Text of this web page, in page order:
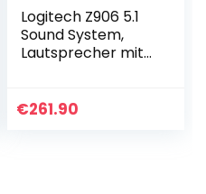
Logitech Z906 5.1
Sound System,
Lautsprecher mit
THX, Mehrere
€261.90